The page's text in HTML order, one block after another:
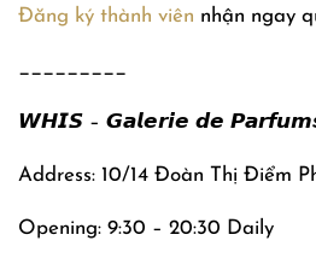
Đăng ký thành viên nhận ngay
_________
𝙒𝙃𝙄𝙎 – 𝙂𝙖𝙡𝙚𝙧𝙞𝙚 𝙙𝙚
Address: 10/14 Đoàn Thị Điểm
Opening: 9:30 – 20:30 Daily